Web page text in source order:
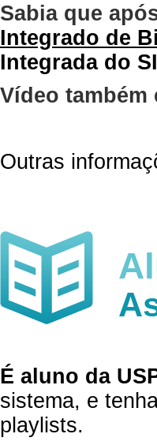
Sabia que
Integrado de
Integrada do
Vídeo
Outras
É aluno da
sistema, e
playlists.